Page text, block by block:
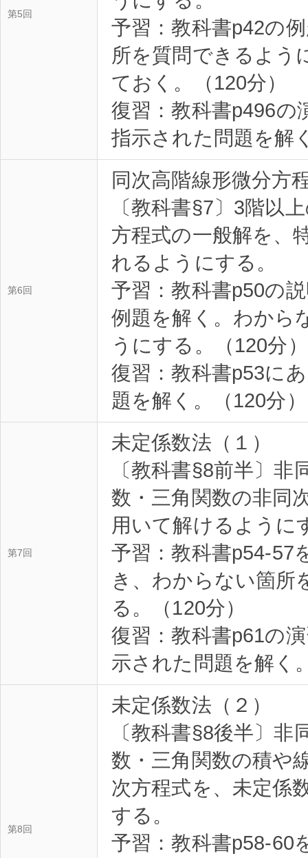
第5回
予習：教科書p42の
所を質問できるよう
ておく。（120分）
復習：教科書p496の
指示された問題を解
第6回
同次高階線形微分方
〔教科書§7〕3階以
方程式の一般解を、
れるようにする。
予習：教科書p50の
例題を解く。わから
うにする。（120分）
復習：教科書p53に
題を解く。（120分）
第7回
未定係数法（１）
〔教科書§8前半〕
数・三角関数の非同
用いて解けるように
予習：教科書p54-57
き、わからない箇所
る。（120分）
復習：教科書p61の
示された問題を解く
第8回
未定係数法（２）
〔教科書§8後半〕
数・三角関数の積や
次方程式を、未定係
する。
予習：教科書p58-60